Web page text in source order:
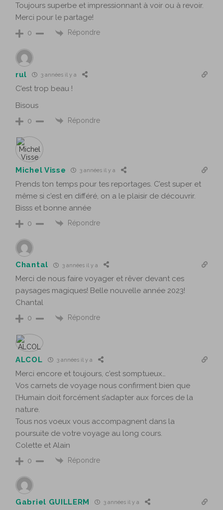
Toujours superbe et impressionnant à voir ou à revoir.
Merci pour le partage!
0 Répondre
rul 3 années il y a
C’est trop beau !
Bisous
0 Répondre
Michel Visse 3 années il y a
Prends ton temps pour tes reportages. C’est super et
même si c’est en différé, on a le plaisir de découvrir.
Bisss et bonne année
0 Répondre
Chantal 3 années il y a
Merci de nous faire voyager et rêver devant ces
paysages magiques! Belle nouvelle année 2023!
Chantal
0 Répondre
ALCOL 3 années il y a
Merci encore et toujours, c’est somptueux…
Vos carnets de voyage nous confirment bien que
l’Humain doit forcément s’adapter aux forces de la
nature.
Tous nos voeux vous accompagnent dans la
poursuite de votre voyage au long cours.
Colette et Alain
0 Répondre
Gabriel GUILLERM 3 années il y a